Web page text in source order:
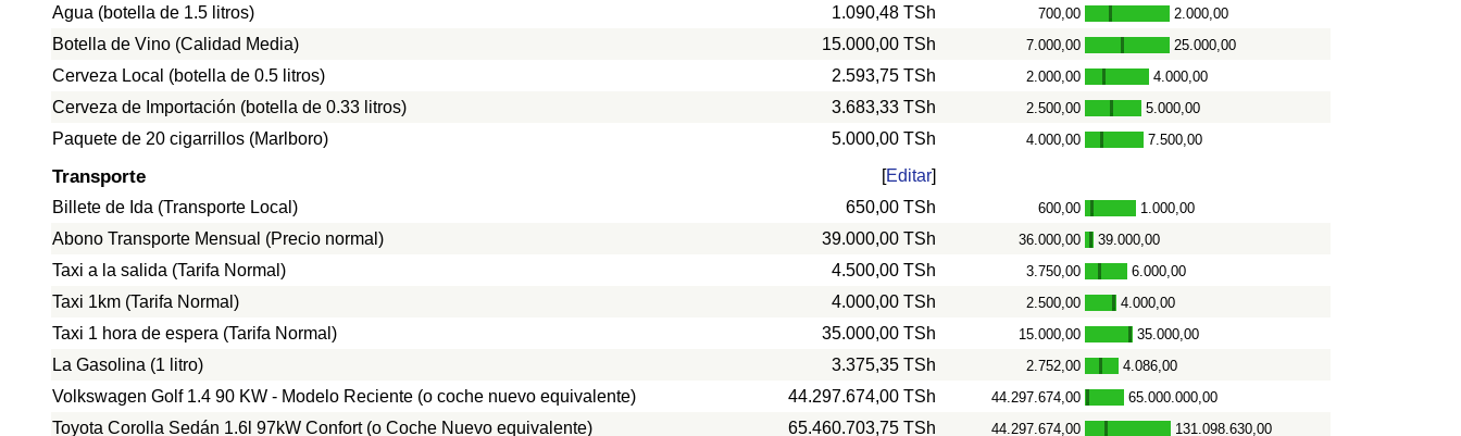
Agua (botella de 1.5 litros) 1.090,48 TSh 700,00 - 2.000,00
Botella de Vino (Calidad Media) 15.000,00 TSh 7.000,00 - 25.000,00
Cerveza Local (botella de 0.5 litros) 2.593,75 TSh 2.000,00 - 4.000,00
Cerveza de Importación (botella de 0.33 litros) 3.683,33 TSh 2.500,00 - 5.000,00
Paquete de 20 cigarrillos (Marlboro) 5.000,00 TSh 4.000,00 - 7.500,00
Transporte [Editar]
Billete de Ida (Transporte Local)
650,00 TSh 600,00 - 1.000,00
Abono Transporte Mensual (Precio normal) 39.000,00 TSh 36.000,00 - 39.000,00
Taxi a la salida (Tarifa Normal) 4.500,00 TSh 3.750,00 - 6.000,00
Taxi 1km (Tarifa Normal) 4.000,00 TSh 2.500,00 - 4.000,00
Taxi 1 hora de espera (Tarifa Normal) 35.000,00 TSh 15.000,00 - 35.000,00
La Gasolina (1 litro) 3.375,35 TSh 2.752,00 - 4.086,00
Volkswagen Golf 1.4 90 KW - Modelo Reciente (o coche nuevo equivalente) 44.297.674,00 TSh 44.297.674,00 - 65.000.000,00
Toyota Corolla Sedán 1.6l 97kW Confort (o Coche Nuevo equivalente) 65.460.703,75 TSh 44.297.674,00 131.098.630,00